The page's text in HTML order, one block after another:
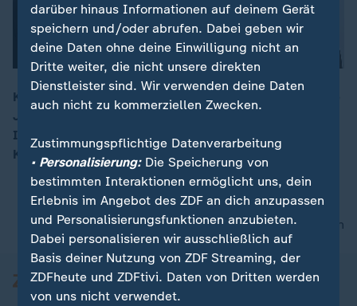
Kremlchef Wladimir Putin hält heute seine traditionelle
Jahrespressekonferenz ab. „Insgesamt ist es eine
Inszenierung der Selbstsicherheit“, so ZDF-
Korrespondent Armin Coerper.
nach oben
darüber hinaus Informationen auf deinem Gerät
speichern und/oder abrufen. Dabei geben wir
deine Daten ohne deine Einwilligung nicht an
Dritte weiter, die nicht unsere direkten
Dienstleister sind. Wir verwenden deine Daten
auch nicht zu kommerziellen Zwecken.
Zustimmungspflichtige Datenverarbeitung
• Personalisierung:Die Speicherung von
bestimmten Interaktionen ermöglicht uns, dein
Erlebnis im Angebot des ZDF an dich anzupassen
und Personalisierungsfunktionen anzubieten.
Dabei personalisieren wir ausschließlich auf
Basis deiner Nutzung von ZDF Streaming, der
ZDFheute und ZDFtivi. Daten von Dritten werden
von uns nicht verwendet.